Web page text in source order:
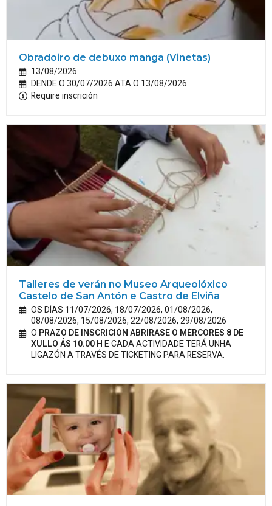
Obradoiro de debuxo manga (Viñetas)
13/08/2026
DENDE O 30/07/2026 ATA O 13/08/2026
Require inscrición
Talleres de verán no Museo Arqueolóxico
Castelo de San Antón e Castro de Elviña
OS DÍAS 11/07/2026, 18/07/2026, 01/08/2026,
08/08/2026, 15/08/2026, 22/08/2026, 29/08/2026
O PRAZO DE INSCRICIÓN ABRIRASE O MÉRCORES 8 DE
XULLO ÁS 10.00 HE CADA ACTIVIDADE TERÁ UNHA
LIGAZÓN A TRAVÉS DE TICKETING PARA RESERVA.